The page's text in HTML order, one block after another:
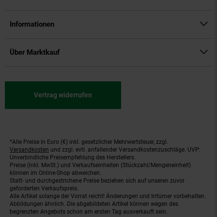
Informationen
Über Marktkauf
Vertrag widerrufen
Fußnoten
*Alle Preise in Euro (€) inkl. gesetzlicher Mehrwertsteuer, zzgl.
Versandkosten und zzgl. evtl. anfallender Versandkostenzuschläge. UVP:
Unverbindliche Preisempfehlung des Herstellers.
Preise (inkl. MwSt.) und Verkaufseinheiten (Stückzahl/Mengeneinheit)
können im Online-Shop abweichen.
Statt- und durchgestrichene Preise beziehen sich auf unseren zuvor
geforderten Verkaufspreis.
Alle Artikel solange der Vorrat reicht! Änderungen und Irrtümer vorbehalten.
Abbildungen ähnlich. Die abgebildeten Artikel können wegen des
begrenzten Angebots schon am ersten Tag ausverkauft sein.